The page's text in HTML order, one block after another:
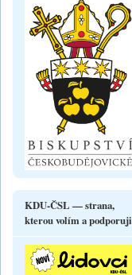
KDU-ČSL — strana,
kterou volím a podporuji